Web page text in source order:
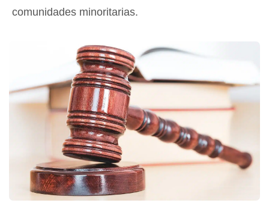
comunidades minoritarias.